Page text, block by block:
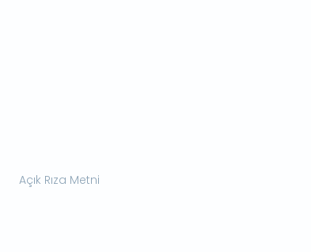
Açık Rıza Metni